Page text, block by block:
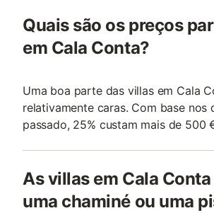
Quais são os preços
em Cala Conta?
Uma boa parte das villas em Cala
relativamente caras. Com base nos
passado, 25% custam mais de 500
As villas em Cala
uma chaminé ou uma